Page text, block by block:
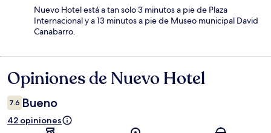
Nuevo Hotel está a tan solo 3 minutos a pie de Plaza
Internacional y a 13 minutos a pie de Museo municipal David
Canabarro.
Opiniones
Opiniones de Nuevo Hotel
7.6 Bueno
42 opiniones